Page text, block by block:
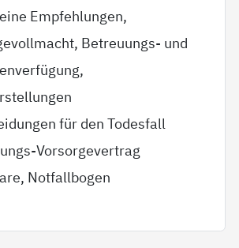
Empfehlungen,
Betreuungs- und
für den Todesfall
Vorsorgevertrag
Notfallbogen